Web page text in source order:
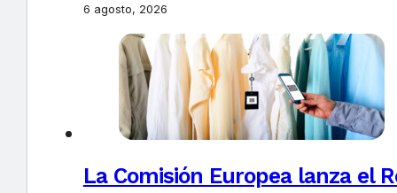
6 agosto, 2026
La Comisión Europea lanza el